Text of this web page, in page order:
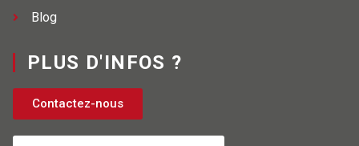
Blog
PLUS D'INFOS ?
Contactez-nous